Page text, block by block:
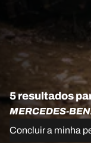
5 resultados
MERCEDES-
Concluir a minha